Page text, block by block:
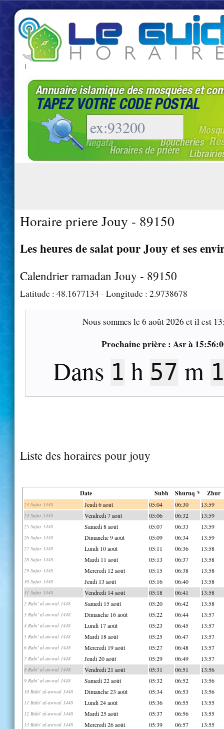
|
Horaire priere Jouy - 89150
Les heures de salat pour Jouy et ses
Calendrier ramadan Jouy - 89150
Latitude : 48.1677134- Longitude : 2.9738678
Nous sommes le6 août 2026 et il est
Prochaine prière : Asrà
Dans 1 h 57 m
Liste des horaires pour jouy
Date Subh Shuruq * Zhur
23 Safar 1448 Jeudi 6 août 05:04 06:30 13:59
24 Safar 1448 Vendredi 7 août 05:06 06:32 13:59
25 Safar 1448 Samedi 8 août 05:07 06:33 13:59
26 Safar 1448 Dimanche 9 août 05:09 06:34 13:59
27 Safar 1448 Lundi 10 août 05:11 06:36 13:58
28 Safar 1448 Mardi 11 août 05:13 06:37 13:58
29 Safar 1448 Mercredi 12 août 05:15 06:38 13:58
30 Safar 1448 Jeudi 13 août 05:16 06:40 13:58
31 Safar 1448 Vendredi 14 août 05:18 06:41 13:58
2 Rabi' al-awwal 1448 Samedi 15 août 05:20 06:42 13:58
3 Rabi' al-awwal 1448 Dimanche 16 août 05:22 06:44 13:57
4 Rabi' al-awwal 1448 Lundi 17 août 05:23 06:45 13:57
5 Rabi' al-awwal 1448 Mardi 18 août 05:25 06:47 13:57
6 Rabi' al-awwal 1448 Mercredi 19 août 05:27 06:48 13:57
7 Rabi' al-awwal 1448 Jeudi 20 août 05:29 06:49 13:57
8 Rabi' al-awwal 1448 Vendredi 21 août 05:31 06:51 13:56
9 Rabi' al-awwal 1448 Samedi 22 août 05:32 06:52 13:56
10 Rabi' al-awwal 1448 Dimanche 23 août 05:34 06:53 13:56
11 Rabi' al-awwal 1448 Lundi 24 août 05:36 06:55 13:55
12 Rabi' al-awwal 1448 Mardi 25 août 05:37 06:56 13:55
13 Rabi' al-awwal 1448 Mercredi 26 août 05:39 06:57 13:55